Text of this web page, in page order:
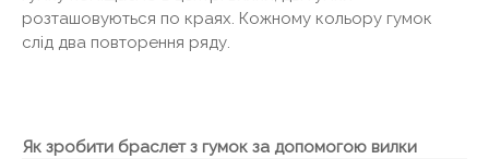
розташовуються по краях. Кожному кольору гумок
слід два повторення ряду.
Як зробити браслет з гумок за допомогою вилки